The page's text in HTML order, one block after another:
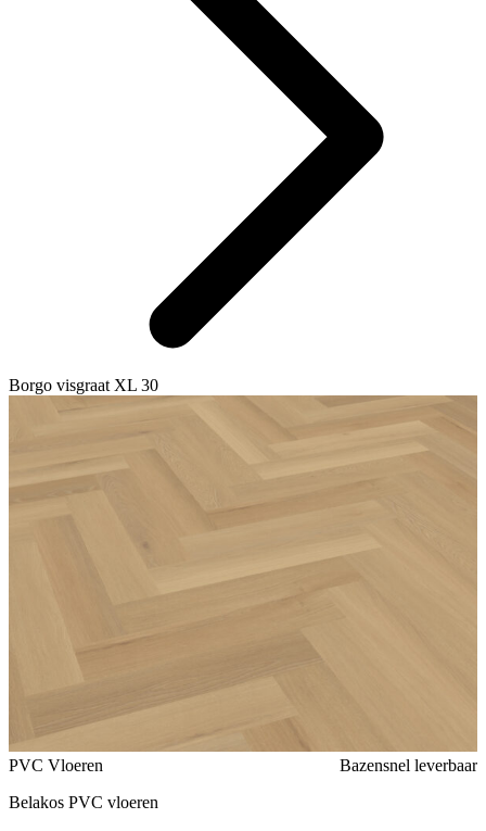
Borgo visgraat XL 30
Voeg toe of verwijder Borgo visgraat XL 30 uit je favorieten
PVC Vloeren
Bazensnel leverbaar
Belakos PVC vloeren